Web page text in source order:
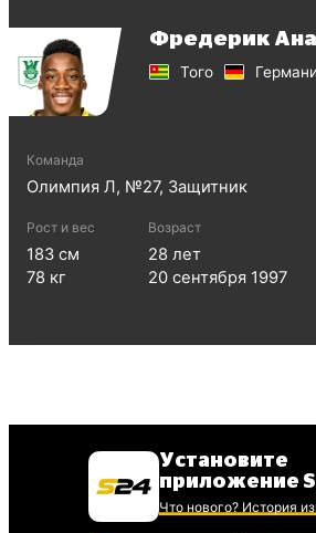
Фредерик
Того
Команда
Олимпия Л, №27, Защитник
Рост и вес
183 см
78 кг
Возраст
28 лет
20 сентября 1997
Установите
приложение
Что нового? История